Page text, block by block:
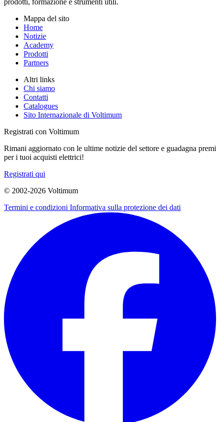
Mappa del sito
Home
Notizie
Academy
Prodotti
Partners
Altri links
Chi siamo
Contatti
Catalogues
Sito Internazionale di Voltimum
Registrati con Voltimum
Rimani aggiornato con le ultime notizie del settore e guadagna premi
per i tuoi acquisti elettrici!
Registrati qui
© 2002-2026 Voltimum
Termini e condizioni Informativa sulla protezione dei dati